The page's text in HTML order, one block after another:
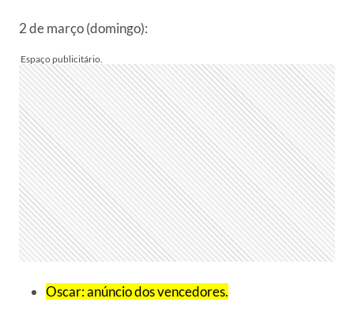
2 de março (domingo):
Oscar: anúncio dos vencedores.